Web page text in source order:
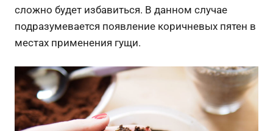
сложно будет избавиться. В данном случае
подразумевается появление коричневых пятен в
местах применения гущи.